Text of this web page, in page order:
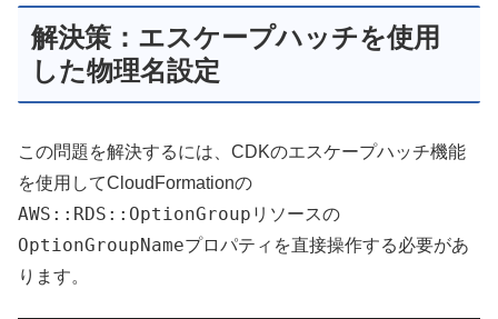
解決策：エスケープハッチを使用
した物理名設定
この問題を解決するには、CDKのエスケープハッチ機能
を使用してCloudFormationの
AWS::RDS::OptionGroup リソースの
OptionGroupNameプロパティを直接操作する必要があ
ります。